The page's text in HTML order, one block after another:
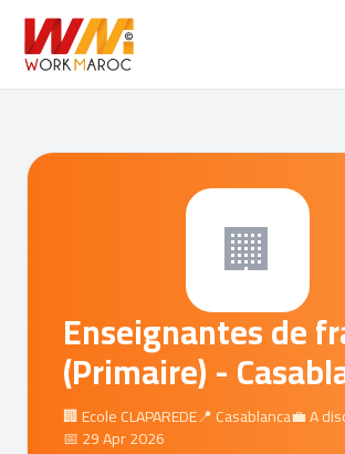
🏢
Enseignantes de
(Primaire) -
🏢 Ecole CLAPAREDE📍 Casablanca💼 A
📅 29 Apr 2026